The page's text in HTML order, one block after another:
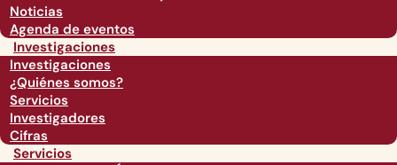
Noticias
Agenda de eventos
Investigaciones
Investigaciones
¿Quiénes somos?
Servicios
Investigadores
Cifras
Servicios